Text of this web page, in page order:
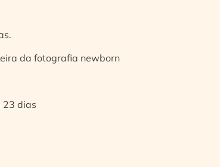
da fotografia newborn
23 dias